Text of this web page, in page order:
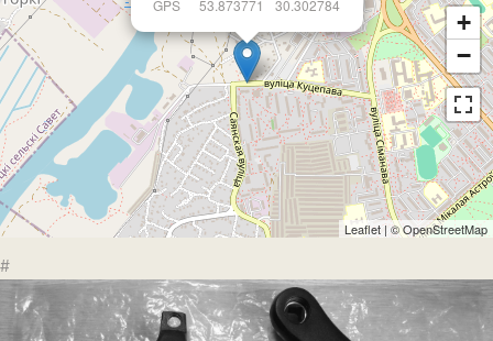
GPS 53.873771 30.302784
+
−
Leaflet| ©OpenStreetMap
#